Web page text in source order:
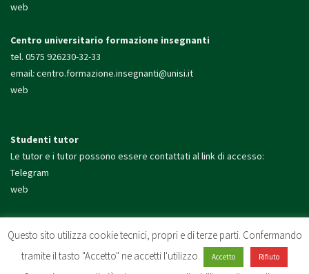
web
Centro universitario formazione insegnanti
tel. 0575 926230-32-33
email:centro.formazione.insegnanti@unisi.it
web
Studenti tutor
Le tutor e i tutor possono essere contattati al link di accesso:
Telegram
web
tel. 0575 926200
email:presidio.arezzo@unisi.it
Questo sito utilizza cookie tecnici, propri e di terze parti. Confermando
tramite il tasto "Accetto" ne accetti l'utilizzo.
Accetto Rifiuto